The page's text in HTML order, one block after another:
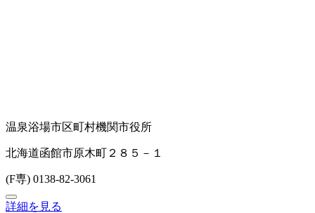
温泉浴場市区町村機関市役所
北海道函館市原木町２８５－１
(F専) 0138-82-3061
詳細を見る